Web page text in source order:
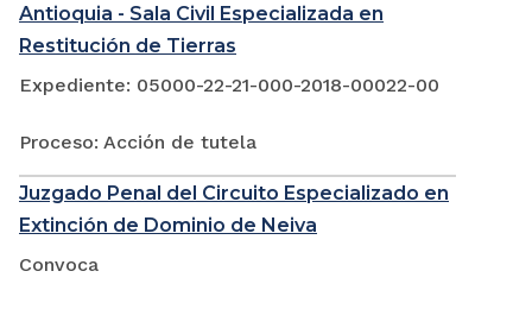
Antioquia - Sala Civil Especializada en
Restitución de Tierras
Expediente: 05000-22-21-000-2018-00022-00
Proceso: Acción de tutela
Juzgado Penal del Circuito Especializado en
Extinción de Dominio de Neiva
Convoca